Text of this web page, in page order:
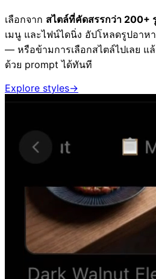
เลือกจาก สไตล์ที่คัดสรรกว่า 200+
เมนู และไฟน์ไดนิ่ง อัปโหลดรูปอา
— หรือข้ามการเลือกสไตล์ไปเลย แ
ด้วย prompt ได้ทันที
Explore styles→